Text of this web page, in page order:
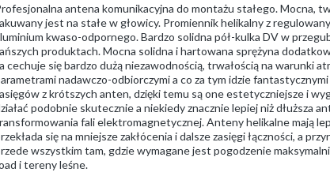
antena komunikacyjna do montażu stałego. Mocna,
jest na stałe w głowicy. Promiennik helikalny z
kwaso-odpornego. Bardzo solidna pół-kulka DV w
produktach. Mocna solidna i hartowana sprężyna
cechuje się bardzo dużą niezawodnością, trwałością na warunki
nadawczo-odbiorczymi a co za tym idzie
z krótszych anten, dzięki temu są one estetyczniejsze i
podobnie skutecznie a niekiedy znacznie lepiej niż dłuższa
fali elektromagnetycznej. Anteny helikalne mają
się na mniejsze zakłócenia i dalsze zasięgi łączności, a
wszystkim tam, gdzie wymagane jest pogodzenie
i tereny leśne.